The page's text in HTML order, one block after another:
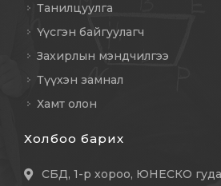
Танилцуулга
Үүсгэн байгуулагч
Захирлын мэндчилгээ
Түүхэн замнал
Хамт олон
Холбоо барих
СБД, 1-р хороо, ЮНЕСКО